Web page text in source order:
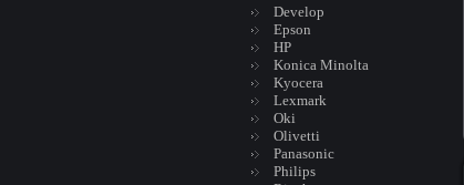
Develop
Epson
HP
Konica Minolta
Kyocera
Lexmark
Oki
Olivetti
Panasonic
Philips